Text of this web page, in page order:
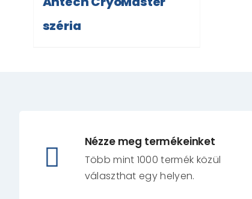
széria
Nézze meg termékeinket
Több mint 1000 termék közül
választhat egy helyen.